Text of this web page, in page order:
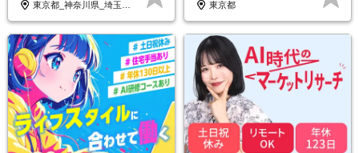
東京都_神奈川県_埼玉県_千葉県_大阪府_愛知県_北海道_青森県_岩手県_宮城県_秋田県_山形県_福島県_茨城県_栃木県_群馬県_新潟県_山梨県_長野県_富山県_石川県_福井県_静岡県_岐阜県_三重県_兵庫県_京都府_滋賀県_奈良県_和歌山県_広島県_岡山県_鳥取県_島根県_山口県_徳島県_香川県_愛媛県_高知県_福岡県_熊本県_佐賀県_長崎県_大分県_宮崎県_鹿児島県_沖縄県_海外 東京都